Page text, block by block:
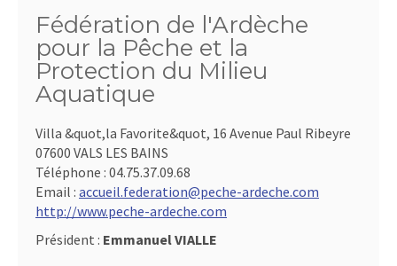
Fédération de l'Ardèche
pour la Pêche et la
Protection du Milieu
Aquatique
Villa &quot,la Favorite&quot, 16 Avenue Paul Ribeyre
07600 VALS LES BAINS
Téléphone : 04.75.37.09.68
Email : accueil.federation@peche-ardeche.com
http://www.peche-ardeche.com
Président : Emmanuel VIALLE